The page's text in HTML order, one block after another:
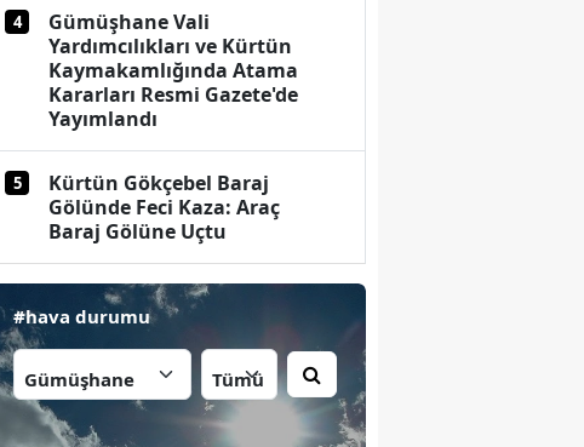
4
Gümüşhane Vali
Yardımcılıkları ve Kürtün
Kaymakamlığında Atama
Kararları Resmi Gazete'de
Yayımlandı
5
Kürtün Gökçebel Baraj
Gölünde Feci Kaza: Araç
Baraj Gölüne Uçtu
#hava durumu